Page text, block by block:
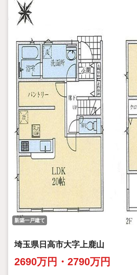
新築一戸建て
埼玉県日高市大字上鹿山
2690万円・2790万円